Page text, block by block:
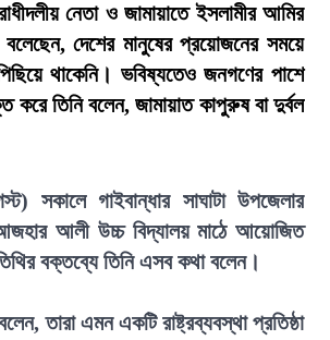
নেতা ও জামায়াতে ইসলামীর আমির
দেশের মানুষের প্রয়োজনের সময়ে
থাকেনি। ভবিষ্যতেও জনগণের পাশে
করে তিনি বলেন, জামায়াত কাপুরুষ বা দুর্বল
সকালে গাইবান্ধার সাঘাটা উপজেলার
আলী উচ্চ বিদ্যালয় মাঠে আয়োজিত
বক্তব্যে তিনি এসব কথা বলেন।
তারা এমন একটি রাষ্ট্রব্যবস্থা প্রতিষ্ঠা